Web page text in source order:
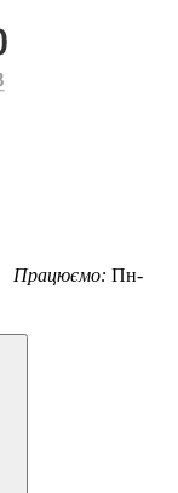
Працюємо: Пн-